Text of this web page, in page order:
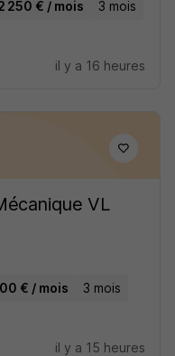
250 € / mois 3 mois
il y a 16 heures
VL
€ / mois 3 mois
il y a 15 heures